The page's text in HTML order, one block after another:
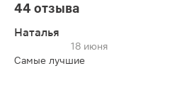
44 отзыва
Наталья
18 июня
Самые лучшие